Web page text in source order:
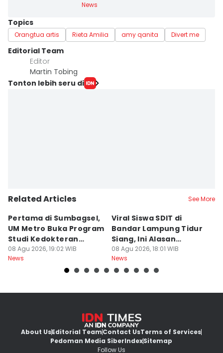
News
Topics
Orangtua artis Rieta Amilia amy qanita Divert me
Editorial Team
Editor
Martin Tobing
Tonton lebih seru di
Related Articles See More
Pertama di Sumbagsel,
UM Metro Buka Program
Studi Kedokteran
Hewan
08 Agu 2026, 19:02 WIB
News
Viral Siswa SDIT di
Bandar Lampung Tidur
Siang, Ini Alasan
Sekolah
08 Agu 2026, 18:01 WIB
News
About UsEditorial TeamContact UsTerms of Services
Pedoman Media SiberIndexSitemap
Follow Us